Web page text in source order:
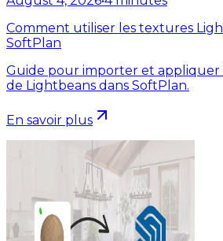
Comment utiliser les textures
SoftPlan
Guide pour importer et appliquer
de Lightbeans dans SoftPlan.
En savoir plus